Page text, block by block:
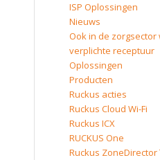
ISP Oplossingen
Nieuws
Ook in de zorgsector
verplichte receptuur
Oplossingen
Producten
Ruckus acties
Ruckus Cloud Wi-Fi
Ruckus ICX
RUCKUS One
Ruckus